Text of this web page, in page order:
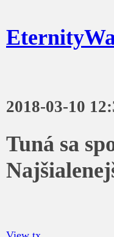
2018-03-10
Tuná sa